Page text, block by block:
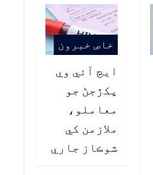
خاص خبرون
ايڇ آئي وي
پکڙجڻ جو
معاملو،
ملازمن کي
شوڪاز جاري